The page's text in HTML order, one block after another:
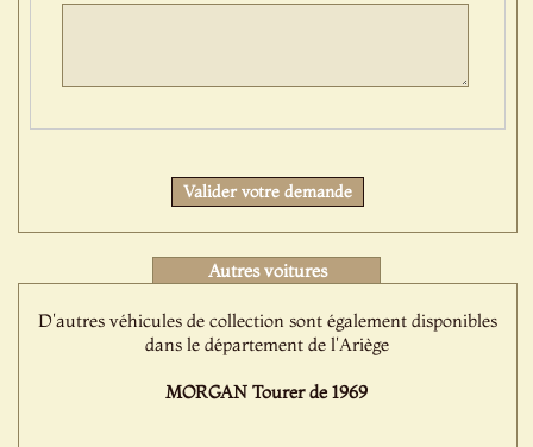
Valider votre demande
Autres voitures
D'autres véhicules de collection sont également disponibles
dans le département de l'Ariège
MORGAN Tourer de 1969